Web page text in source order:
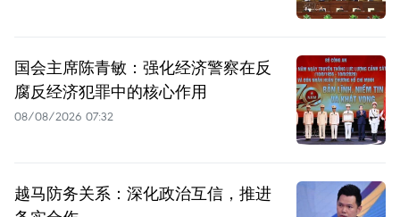
国会主席陈青敏：强化经济警察在反
腐反经济犯罪中的核心作用
08/08/2026 07:32
越马防务关系：深化政治互信，推进